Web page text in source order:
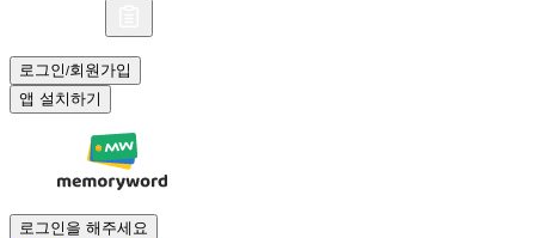
로그인/회원가입
앱 설치하기
로그인을 해주세요